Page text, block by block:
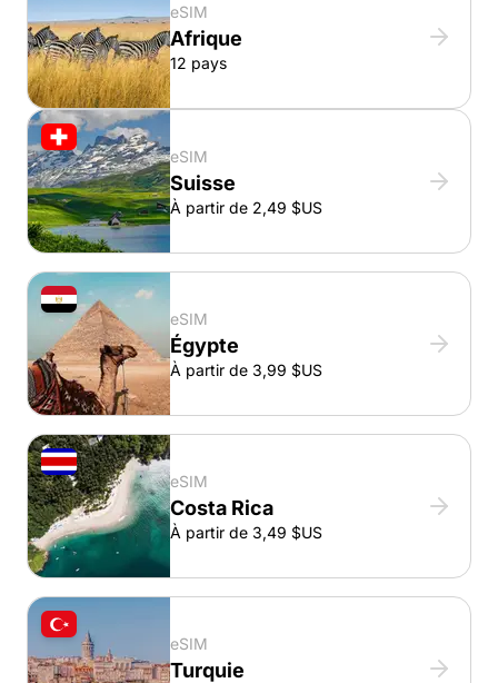
eSIM
Afrique
12 pays
eSIM
Suisse
À partir de 2,49 $US
eSIM
Égypte
À partir de 3,99 $US
eSIM
Costa Rica
À partir de 3,49 $US
eSIM
Turquie